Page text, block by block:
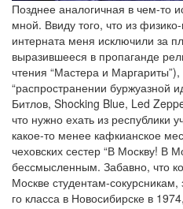
Позднее аналогичная в чем-то
мной. Ввиду того, что из
интерната меня исключили за
выразившееся в пропаганде
чтения “Мастера и
“распространении буржуазной
Битлов, Shocking Blue, Led
что нужно ехать из республики
какое-то менее кафкианское
чеховских сестер “В Москву! В
бессмысленным. Забавно, что
Москве студентам-
го класса в Новосибирске в